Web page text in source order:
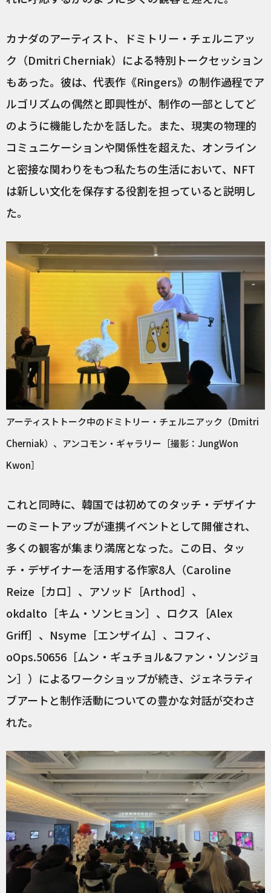
カナダのアーティスト、ドミトリー・チェルニアッ
ク（Dmitri Cherniak）による特別トークセッション
もあった。彼は、代表作《Ringers》の制作過程でア
ルゴリズムの偶然と即興性が、制作の一部としてど
のように機能したかを話した。また、現実の物理的
コミュニケーションや関係性を超えた、オンライン
と密接な関わりをもつ私たちの生活において、NFT
は新しい文化を保存する役割を担っていると説明し
た。
アーティストトーク中のドミトリー・チェルニアック（Dmitri
Cherniak）、アンコモン・ギャラリー［撮影：JungWon
Kwon］
これと同時に、韓国では初めてのタッチ・デザイナ
ーのミートアップが連携イベントとして開催され、
多くの観客が集まり満席となった。この日、タッ
チ・デザイナーを活用する作家8人（Caroline
Reize［カロ］、アソッド［Arthod］、
okdalto［キム・ソンヒョン］、ロクス［Alex
Griff］、Nsyme［エンザイム］、コフィ、
oOps.50656［ムン・ギュチョル&ファン・ソンジョ
ン］）によるワークショップが続き、ジェネラティ
ブアートと制作活動についての豊かな対話が交わさ
れた。